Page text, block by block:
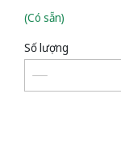
(Có sẵn)
Số lượng